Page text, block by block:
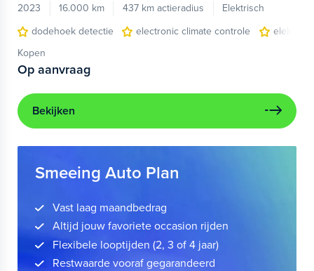
2023
16.000 km 437 km actieradius
Elektrisch
dodehoek detectie
electronic climate controle
Kopen
Op aanvraag
Bekijken
Smeeing Auto Plan
Vast laag maandbedrag
Altijd jouw favoriete occasion rijden
Flexibele looptijden (2, 3 of 4 jaar)
Restwaarde vooraf gegarandeerd